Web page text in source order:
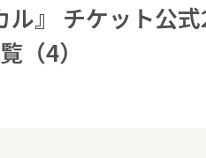
エンタメ
スポーツ
』 チケット公
（4）